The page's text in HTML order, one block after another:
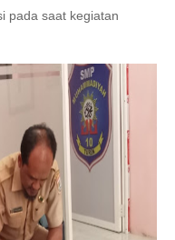
pada saat kegiatan